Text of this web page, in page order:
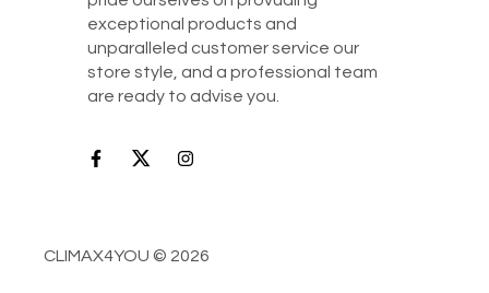
exceptional products and
unparalleled customer service our
store style, and a professional team
are ready to advise you.
CLIMAX4YOU © 2026